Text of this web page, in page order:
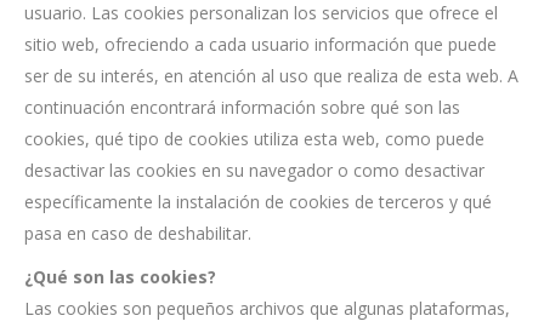
usuario. Las cookies personalizan los servicios que ofrece el
sitio web, ofreciendo a cada usuario información que puede
ser de su interés, en atención al uso que realiza de esta web. A
continuación encontrará información sobre qué son las
cookies, qué tipo de cookies utiliza esta web, como puede
desactivar las cookies en su navegador o como desactivar
específicamente la instalación de cookies de terceros y qué
pasa en caso de deshabilitar.
¿Qué son las cookies?
Las cookies son pequeños archivos que algunas plataformas,